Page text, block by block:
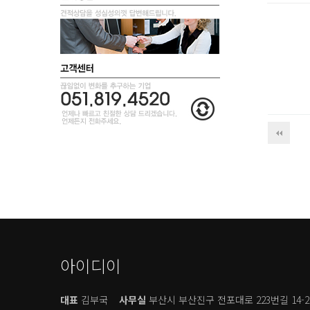
아이디이
대표 김부국 사무실 부산시 부산진구 전포대로 223번길 14-